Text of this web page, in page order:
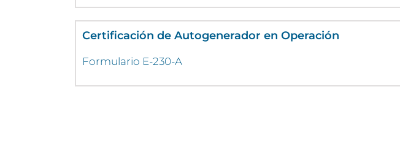
Certificación de Autogenerador en Operación
Formulario E-230-A